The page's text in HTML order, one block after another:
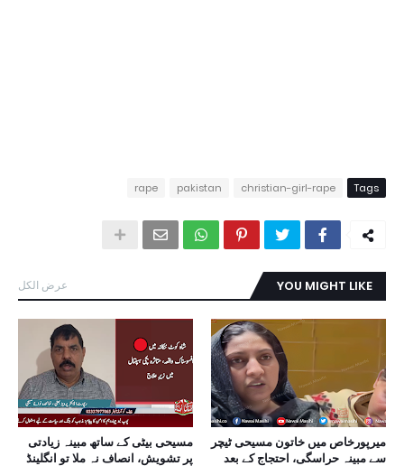
Tags
christian-girl-rape
pakistan
rape
YOU MIGHT LIKE عرض الكل
میرپورخاص میں خاتون مسیحی ٹیچر
سے مبینہ حراسگی، احتجاج کے بعد
مسیحی بیٹی کے ساتھ مبینہ زیادتی
پر تشویش، انصاف نہ ملا تو انگلینڈ